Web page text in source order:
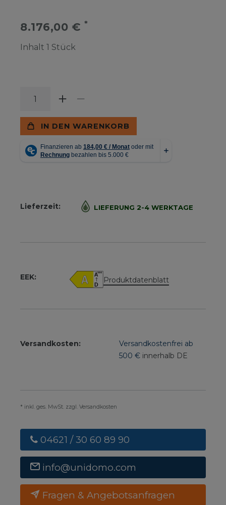
8.176,00 € *
Inhalt 1 Stück
IN DEN WARENKORB
Lieferzeit: LIEFERUNG 2-4 WERKTAGE
EEK: Produktdatenblatt
Versandkosten:
Versandkostenfrei ab
500 € innerhalb DE
* inkl. ges. MwSt. zzgl. Versandkosten
04621 / 30 60 89 90
info@unidomo.com
Fragen & Angebotsanfragen